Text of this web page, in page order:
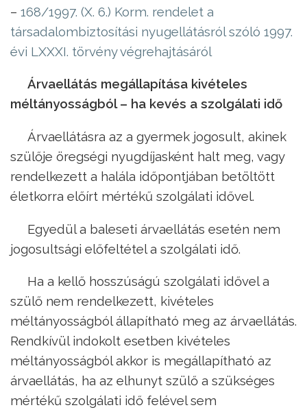
– 168/1997. (X. 6.) Korm. rendelet a
társadalombiztosítási nyugellátásról szóló 1997.
évi LXXXI. törvény végrehajtásáról
Árvaellátás megállapítása kivételes
méltányosságból – ha kevés a szolgálati idő
Árvaellátásra az a gyermek jogosult, akinek
szülője öregségi nyugdíjasként halt meg, vagy
rendelkezett a halála időpontjában betöltött
életkorra előírt mértékű szolgálati idővel.
Egyedül a baleseti árvaellátás esetén nem
jogosultsági előfeltétel a szolgálati idő.
Ha a kellő hosszúságú szolgálati idővel a
szülő nem rendelkezett, kivételes
méltányosságból állapítható meg az árvaellátás.
Rendkívül indokolt esetben kivételes
méltányosságból akkor is megállapítható az
árvaellátás, ha az elhunyt szülő a szükséges
mértékű szolgálati idő felével sem